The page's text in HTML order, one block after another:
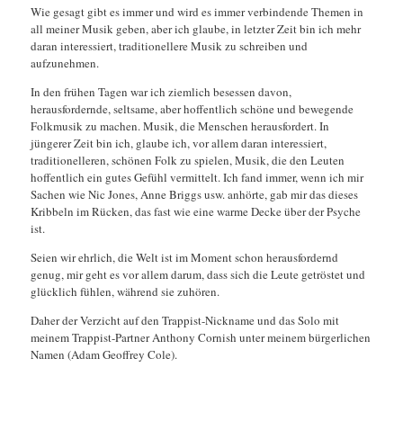
Wie gesagt gibt es immer und wird es immer verbindende Themen in
all meiner Musik geben, aber ich glaube, in letzter Zeit bin ich mehr
daran interessiert, traditionellere Musik zu schreiben und
aufzunehmen.
In den frühen Tagen war ich ziemlich besessen davon,
herausfordernde, seltsame, aber hoffentlich schöne und bewegende
Folkmusik zu machen. Musik, die Menschen herausfordert. In
jüngerer Zeit bin ich, glaube ich, vor allem daran interessiert,
traditionelleren, schönen Folk zu spielen, Musik, die den Leuten
hoffentlich ein gutes Gefühl vermittelt. Ich fand immer, wenn ich mir
Sachen wie Nic Jones, Anne Briggs usw. anhörte, gab mir das dieses
Kribbeln im Rücken, das fast wie eine warme Decke über der Psyche
ist.
Seien wir ehrlich, die Welt ist im Moment schon herausfordernd
genug, mir geht es vor allem darum, dass sich die Leute getröstet und
glücklich fühlen, während sie zuhören.
Daher der Verzicht auf den Trappist-Nickname und das Solo mit
meinem Trappist-Partner Anthony Cornish unter meinem bürgerlichen
Namen (Adam Geoffrey Cole).